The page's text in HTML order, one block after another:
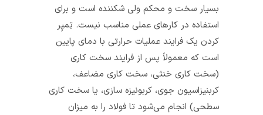
بسیار سخت و محکم ولی شکننده است و برای
استفاده در کارهای عملی مناسب نیست. تِمپِر
کردن یک فرایند عملیات حرارتی با دمای پایین
است که معمولاً پس از فرایند سخت کاری
(سخت کاری خنثی، سخت کاری مضاعف،
کربنیزاسیون جوی، کربونیزه سازی، یا سخت کاری
سطحی) انجام می‌شود تا فولاد را به میزان